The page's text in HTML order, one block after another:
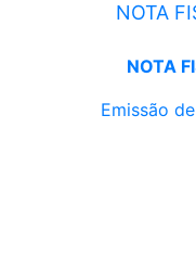
NOTA
NOTA
Emissão